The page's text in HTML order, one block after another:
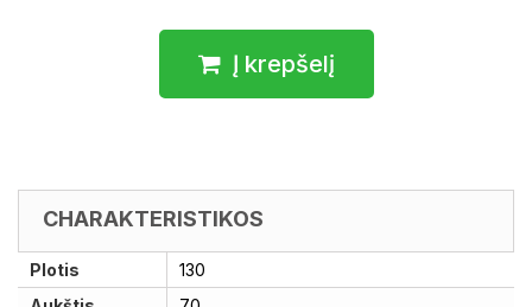
Į krepšelį
CHARAKTERISTIKOS
Plotis
130